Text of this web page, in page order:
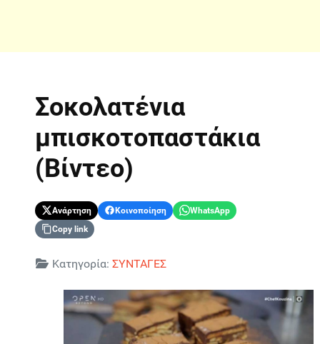
Σοκολατένια
μπισκοτοπαστάκια
(Βίντεο)
Ανάρτηση Κοινοποίηση
WhatsApp
Copy link
Λεπτομέρειες
Κατηγορία: ΣΥΝΤΑΓΕΣ